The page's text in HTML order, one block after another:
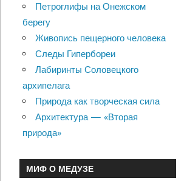
Петроглифы на Онежском
берегу
Живопись пещерного человека
Следы Гипербореи
Лабиринты Соловецкого
архипелага
Природа как творческая сила
Архитектура — «Вторая
природа»
МИФ О МЕДУЗЕ